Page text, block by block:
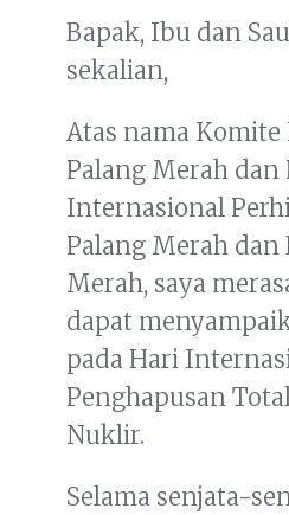
Bapak, Ibu dan
sekalian,
Atas nama
Palang Merah dan
Internasional
Palang Merah dan
Merah, saya
dapat
pada Hari
Penghapusan
Nuklir.
Selama senjata-